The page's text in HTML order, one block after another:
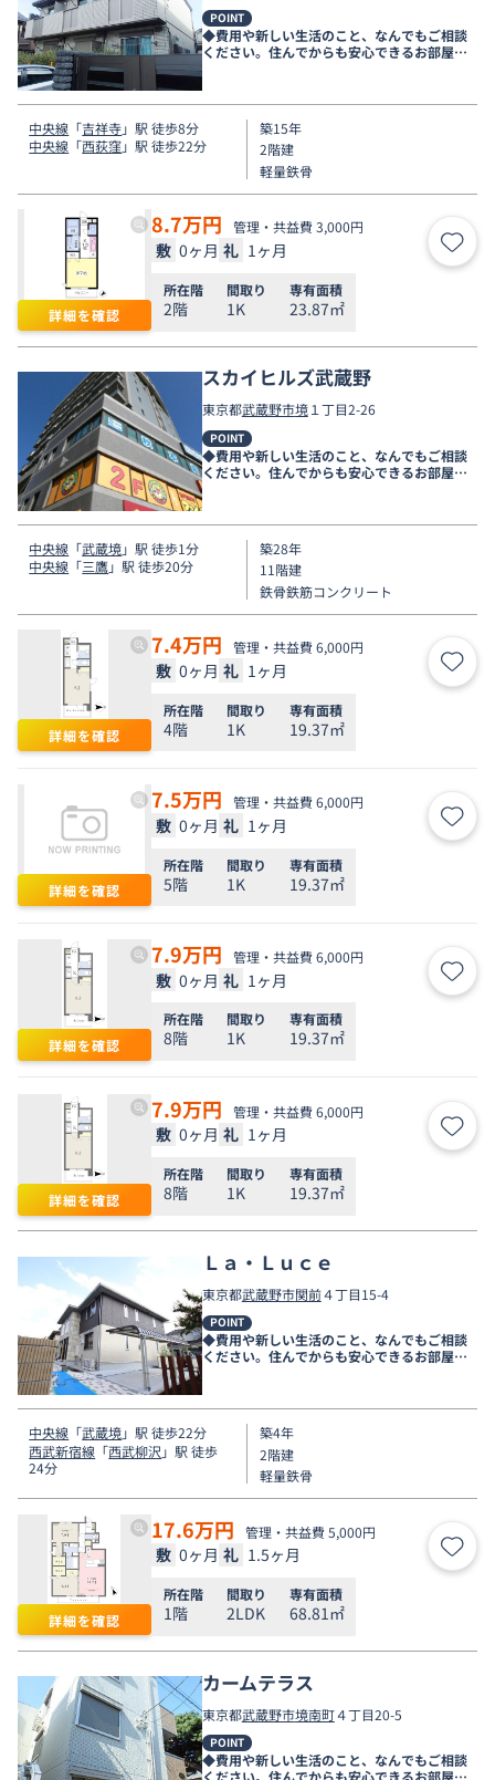
POINT
◆費用や新しい生活のこと、なんでもご相談
ください。住んでからも安心できるお部屋探
しをお手伝いします◆
中央線 「吉祥寺」駅 徒歩8分
中央線 「西荻窪」駅 徒歩22分
築15年
2階建
軽量鉄骨
詳細を確認
8.7万円 管理・共益費 3,000円
敷 0ヶ月 礼 1ヶ月 お気
所在階
2階
間取り
1K
専有面積
23.87㎡
スカイヒルズ武蔵野
東京都武蔵野市境１丁目2-26
POINT
◆費用や新しい生活のこと、なんでもご相談
ください。住んでからも安心できるお部屋探
しをお手伝いします◆
中央線 「武蔵境」駅 徒歩1分
中央線 「三鷹」駅 徒歩20分
築28年
11階建
鉄骨鉄筋コンクリート
詳細を確認
7.4万円 管理・共益費 6,000円
敷 0ヶ月 礼 1ヶ月 お気
所在階
4階
間取り
1K
専有面積
19.37㎡
詳細を確認
7.5万円 管理・共益費 6,000円
敷 0ヶ月 礼 1ヶ月 お気
所在階
5階
間取り
1K
専有面積
19.37㎡
詳細を確認
7.9万円 管理・共益費 6,000円
敷 0ヶ月 礼 1ヶ月 お気
所在階
8階
間取り
1K
専有面積
19.37㎡
詳細を確認
7.9万円 管理・共益費 6,000円
敷 0ヶ月 礼 1ヶ月 お気
所在階
8階
間取り
1K
専有面積
19.37㎡
Ｌａ・Ｌｕｃｅ
東京都武蔵野市関前４丁目15-4
POINT
◆費用や新しい生活のこと、なんでもご相談
ください。住んでからも安心できるお部屋探
中央線 「武蔵境」駅 徒歩22分
西武新宿線 「西武柳沢 」駅 徒歩
24分
築4年
2階建
軽量鉄骨
詳細を確認
17.6万円 管理・共益費 5,000円
敷 0ヶ月 礼 1.5ヶ月 お気
所在階
1階
間取り
2LDK
専有面積
68.81㎡
カームテラス
東京都武蔵野市境南町４丁目20-5
POINT
◆費用や新しい生活のこと、なんでもご相談
ください。住んでからも安心できるお部屋探